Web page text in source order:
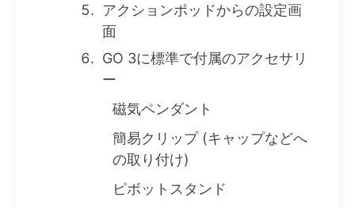
アクションポッドからの設定画
面
GO 3に標準で付属のアクセサリ
ー
磁気ペンダント
簡易クリップ (キャップなどへ
の取り付け)
ピボットスタンド